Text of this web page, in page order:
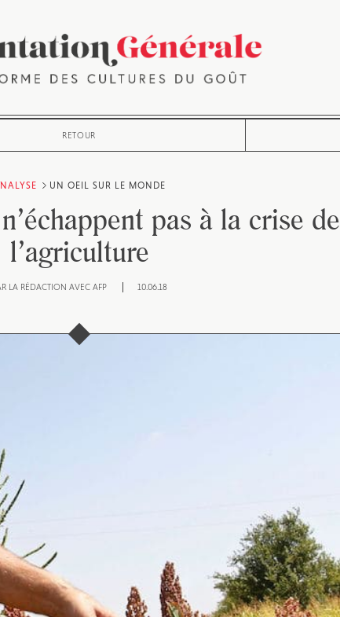
RETOUR
UN OEIL SUR LE MONDE
pas à la crise de
l’agriculture
LA RÉDACTION AVEC AFP 10.06.18